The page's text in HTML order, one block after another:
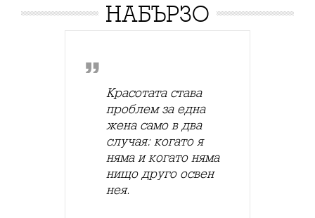
НАБЪРЗО
Красотата става
проблем за една
жена само в два
случая: когато я
няма и когато няма
нищо друго освен
нея.